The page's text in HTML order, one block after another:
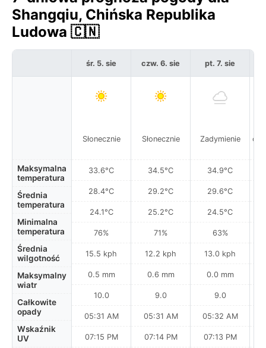
Shangqiu, Chińska Republika
Ludowa 🇨🇳
Maksymalna
temperatura
Średnia
temperatura
Minimalna
temperatura
Średnia
wilgotność
Maksymalny
wiatr
Całkowite
opady
Wskaźnik
UV
śr. 5. sie
Słonecznie
33.6°C
28.4°C
24.1°C
76%
15.5 kph
0.5 mm
10.0
05:31 AM
07:15 PM
czw. 6. sie
Słonecznie
34.5°C
29.2°C
25.2°C
71%
12.2 kph
0.6 mm
9.0
05:31 AM
07:14 PM
pt. 7. sie
Zadymienie
34.9°C
29.6°C
24.5°C
63%
13.0 kph
0.0 mm
9.0
05:32 AM
07:13 PM